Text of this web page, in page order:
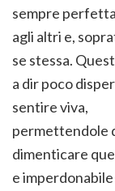
sempre
agli altri e,
se stessa.
a dir poco
sentire viva,
permettendole
dimenticare
e